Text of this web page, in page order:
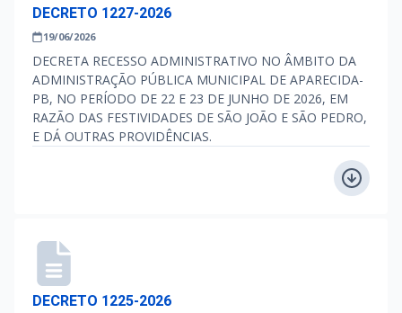
DECRETO 1227-2026
19/06/2026
DECRETA RECESSO ADMINISTRATIVO NO ÂMBITO DA
ADMINISTRAÇÃO PÚBLICA MUNICIPAL DE APARECIDA-
PB, NO PERÍODO DE 22 E 23 DE JUNHO DE 2026, EM
RAZÃO DAS FESTIVIDADES DE SÃO JOÃO E SÃO PEDRO,
E DÁ OUTRAS PROVIDÊNCIAS.
DECRETO 1225-2026